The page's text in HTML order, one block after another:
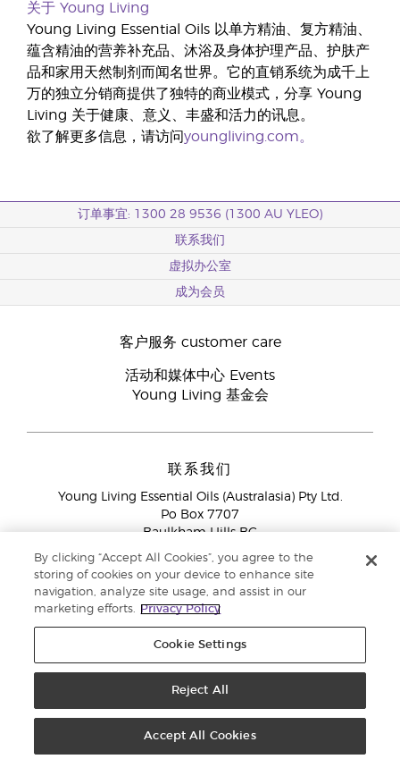
关于 Young Living
Young Living Essential Oils 以单方精油、复方精油、
蕴含精油的营养补充品、沐浴及身体护理产品、护肤产
品和家用天然制剂而闻名世界。它的直销系统为成千上
万的独立分销商提供了独特的商业模式，分享 Young
Living 关于健康、意义、丰盛和活力的讯息。
欲了解更多信息，请访问 youngliving.com。
订单事宜: 1300 28 9536 (1300 AU YLEO)
联系我们
虚拟办公室
成为会员
客户服务 customer care
活动和媒体中心 Events
Young Living 基金会
联系我们
Young Living Essential Oils (Australasia) Pty Ltd.
Po Box 7707
Baulkham Hills BC
NSW 2153
会员服务1300 28 9536 (1300 AU YLEO)
By clicking “Accept All Cookies”, you agree to the
storing of cookies on your device to enhance site
navigation, analyze site usage, and assist in our
marketing efforts.
Privacy Policy
Cookie Settings
Reject All
Accept All Cookies